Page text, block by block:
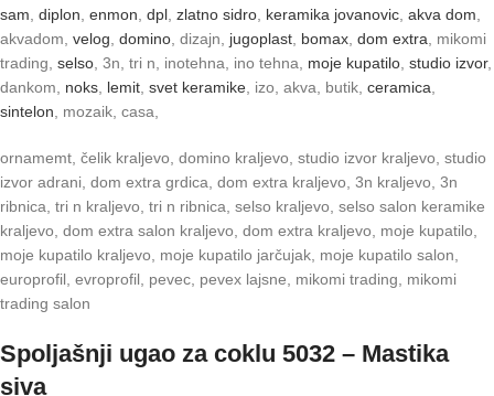
sam diplon enmon dpl zlatno sidro keramika jovanovic akva dom
akvadom, velog domino , dizajn, jugoplast bomax dom extra , mikomi
trading, selso , 3n, tri n, inotehna, ino tehna, moje kupatilo studio izvor,
dankom, noks lemit svet keramike , izo, akva, butik, ceramica
sintelon , mozaik, casa,
ornamemt, čelik kraljevo, domino kraljevo, studio izvor kraljevo, studio
izvor adrani, dom extra grdica, dom extra kraljevo, 3n kraljevo, 3n
ribnica, tri n kraljevo, tri n ribnica, selso kraljevo, selso salon keramike
kraljevo, dom extra salon kraljevo, dom extra kraljevo, moje kupatilo,
moje kupatilo kraljevo, moje kupatilo jarčujak, moje kupatilo salon,
europrofil, evroprofil, pevec, pevex lajsne, mikomi trading, mikomi
trading salon
Spoljašnji ugao za coklu 5032 – Mastika
siva